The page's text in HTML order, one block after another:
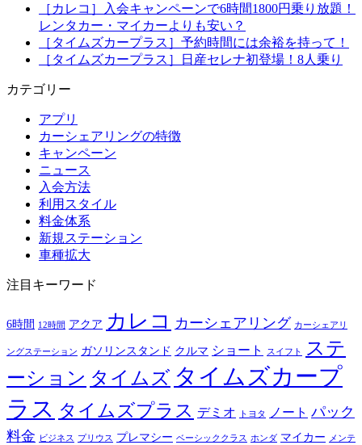
［カレコ］入会キャンペーンで6時間1800円乗り放題！
レンタカー・マイカーよりも安い？
［タイムズカープラス］予約時間には余裕を持って！
［タイムズカープラス］日産セレナ初登場！8人乗り
カテゴリー
アプリ
カーシェアリングの特徴
キャンペーン
ニュース
入会方法
利用スタイル
料金体系
新規ステーション
車種拡大
注目キーワード
6時間 12時間 アクア カレコ カーシェアリング カーシェアリ
ングステーション ガソリンスタンド クルマ ショート スイフト
ステ
ーション タイムズ タイムズカープ
ラス タイムズプラス デミオ トヨタ ノート パック
料金
ビジネス プリウス プレマシー ベーシッククラス ホンダ マイカー メンテ